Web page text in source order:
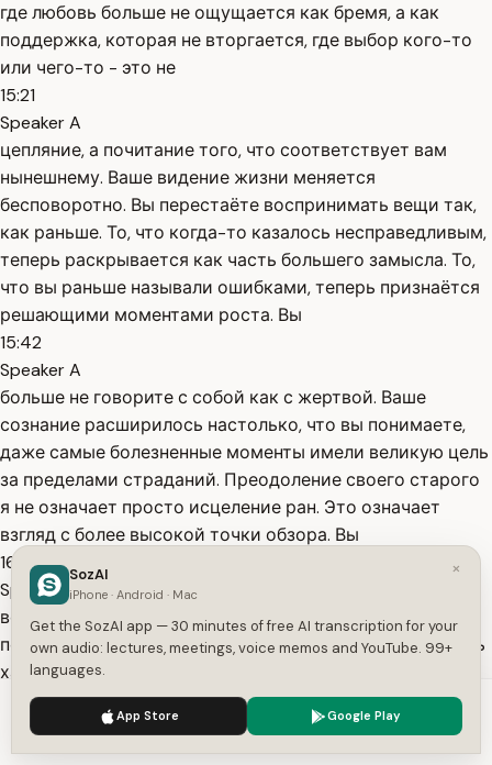
где любовь больше не ощущается как бремя, а как
поддержка, которая не вторгается, где выбор кого-то
или чего-то - это не
15:21
Speaker A
цепляние, а почитание того, что соответствует вам
нынешнему. Ваше видение жизни меняется
бесповоротно. Вы перестаёте воспринимать вещи так,
как раньше. То, что когда-то казалось несправедливым,
теперь раскрывается как часть большего замысла. То,
что вы раньше называли ошибками, теперь признаётся
решающими моментами роста. Вы
15:42
Speaker A
больше не говорите с собой как с жертвой. Ваше
сознание расширилось настолько, что вы понимаете,
даже самые болезненные моменты имели великую цель
за пределами страданий. Преодоление своего старого
я не означает просто исцеление ран. Это означает
взгляд с более высокой точки обзора. Вы
16:00
Speaker A
возвысились внутренне. И это внутреннее возвышение
позволяет вам воспринимать то, что когда-то казалось
хаосом, как скрытый порядок, как безмолвные учения,
как закодированные сообщения, ожидающие
понимания. Даже ваши отношения со временем
начинают меняться. Вы больше не живёте в состоянии
We use cookies to enhance your experience.
×
SozAI
iPhone · Android · Mac
Get the SozAI app — 30 minutes of free AI transcription for your
own audio: lectures, meetings, voice memos and YouTube. 99+
languages.
App Store Google Play